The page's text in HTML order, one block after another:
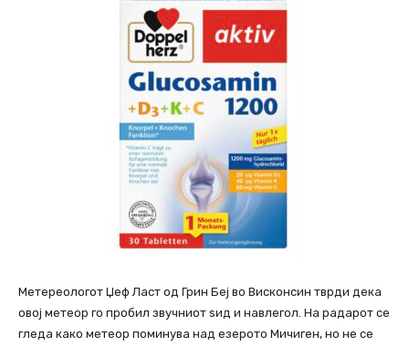
Метереологот Џеф Ласт од Грин Беј во Висконсин тврди дека
овој метеор го пробил звучниот ѕид и навлегол. На радарот се
гледа како метеор поминува над езерото Мичиген, но не се